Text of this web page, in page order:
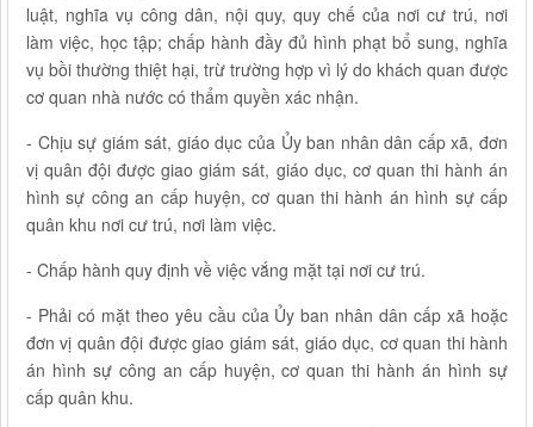
luật, nghĩa vụ công dân, nội quy, quy chế của nơi cư trú, nơi
làm việc, học tập; chấp hành đầy đủ hình phạt bổ sung, nghĩa
vụ bồi thường thiệt hại, trừ trường hợp vì lý do khách quan được
cơ quan nhà nước có thẩm quyền xác nhận.
- Chịu sự giám sát, giáo dục của Ủy ban nhân dân cấp xã, đơn
vị quân đội được giao giám sát, giáo dục, cơ quan thi hành án
hình sự công an cấp huyện, cơ quan thi hành án hình sự cấp
quân khu nơi cư trú, nơi làm việc.
- Chấp hành quy định về việc vắng mặt tại nơi cư trú.
- Phải có mặt theo yêu cầu của Ủy ban nhân dân cấp xã hoặc
đơn vị quân đội được giao giám sát, giáo dục, cơ quan thi hành
án hình sự công an cấp huyện, cơ quan thi hành án hình sự
cấp quân khu.